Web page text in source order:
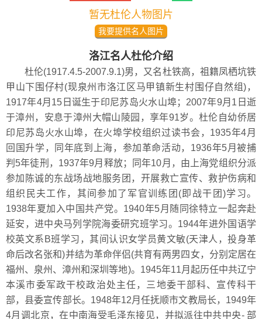
暂无杜伦人物图片
我要提供名人图片
洛江名人杜伦介绍
杜伦(1917.4.5-2007.9.1)男，又名杜铁高，祖籍凤栖坑铁
甲山下围仔村(现泉州市洛江区马甲镇新生村围仔自然组)，
1917年4月15日诞生于印尼苏岛火水山埠；2007年9月1日逝
于漳州，安息于漳州大帽山陵园，享年91岁。杜伦自幼侨居
印尼苏岛火水山埠，在火埠学校组织过读书会，1935年4月
回国升学，同年底到上海，参加革命活动，1936年5月被捕
判5年徒刑，1937年9月释放；同年10月，由上海党组织分派
参加陈诚的东战场战地服务团，开展救亡宣传、救护伤病和
组织民夫工作，其间参加了军官训练团(即战干团)学习。
1938年夏加入中国共产党。1940年5月随同徐特立一起奔赴
延安，进中央马列学院海委研究班学习。1944年进外国语学
校英文系B班学习，其间认识女学员黄文敏(天津人，投身革
命后改名张和)并结为革命伴侣(共育有两男四女，分别定居在
福州、泉州、漳州和深圳等地)。1945年11月起历任中共辽宁
本溪市委军政干校政治处主任，三地委干部科、宣传科干
部，县委宣传部长。1948年12月任抚顺市文教局长，1949年
4月调北京，在中南海受毛泽东接见，并拟派往中共中央- 部